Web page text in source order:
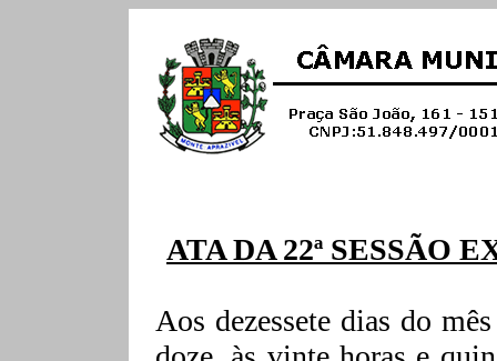
ATA DA 22ª SESSÃO
Aos dezessete dias do